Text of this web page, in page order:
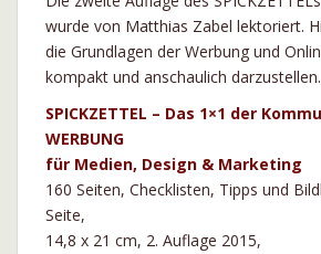
wurde von Matthias Zabel lektoriert.
die Grundlagen der Werbung und
kompakt und anschaulich darzustellen.
SPICKZETTEL – Das 1×1 der
WERBUNG
für Medien, Design & Marketing
160 Seiten, Checklisten, Tipps und
Seite,
14,8 x 21 cm, 2. Auflage 2015,